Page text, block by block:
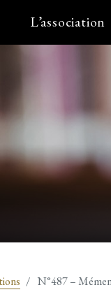
L’association
N°487 –